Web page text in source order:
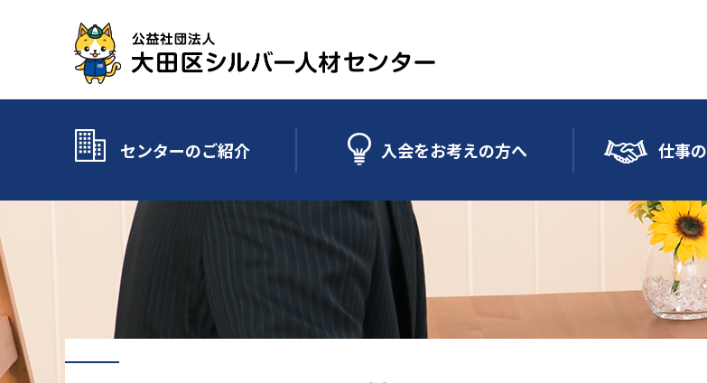
センターのご紹介 入会をお考えの方へ 仕事